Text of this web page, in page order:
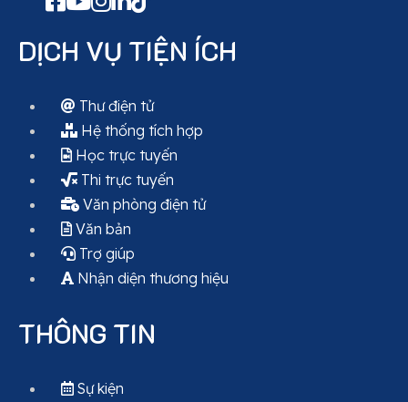
DỊCH VỤ TIỆN ÍCH
Thư điện tử
Hệ thống tích hợp
Học trực tuyến
Thi trực tuyến
Văn phòng điện tử
Văn bản
Trợ giúp
Nhận diện thương hiệu
THÔNG TIN
Sự kiện